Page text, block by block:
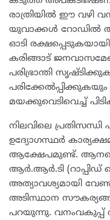
രാത്രിയിൽ ഈ വഴി
യുവാക്കൾ റോഡിൽ
ഓടി
കരിങ്ങാട്
പരിഭ്രാന്തി
മയക്കുവെടിവെച്ച്
​നിലവിലെ
ഉദ്യോഗസ്ഥർ
ആക്ഷേപമുണ്ട്.
ആർ.ആർ.ടി
അത്യാവശ്യമായി
അടിസ്ഥാന
പറയുന്നു. വനംവകുപ്പ്